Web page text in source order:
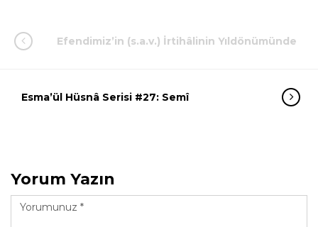
Efendimiz’in (s.a.v.) İrtihâlinin Yıldönümünde
Esma’ül Hüsnâ Serisi #27: Semî
Yorum Yazın